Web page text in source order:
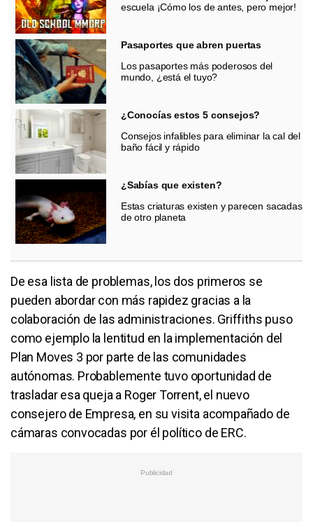
escuela ¡Cómo los de antes, pero mejor!
Pasaportes que abren puertas
Los pasaportes más poderosos del
mundo, ¿está el tuyo?
¿Conocías estos 5 consejos?
Consejos infalibles para eliminar la cal del
baño fácil y rápido
¿Sabías que existen?
Estas criaturas existen y parecen sacadas
de otro planeta
De esa lista de problemas, los dos primeros se
pueden abordar con más rapidez gracias a la
colaboración de las administraciones. Griffiths puso
como ejemplo la lentitud en la implementación del
Plan Moves 3 por parte de las comunidades
autónomas. Probablemente tuvo oportunidad de
trasladar esa queja a Roger Torrent, el nuevo
consejero de Empresa, en su visita acompañado de
cámaras convocadas por él político de ERC.